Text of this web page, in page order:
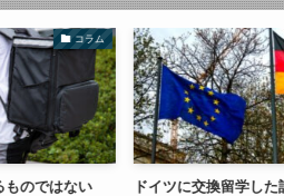
コラム
のではない ドイツに交換留学した